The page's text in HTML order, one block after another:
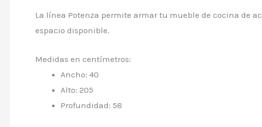
La línea Potenza permite armar tu mueble de cocina de
espacio disponible.
Medidas en centímetros:
Ancho: 40
Alto: 205
Profundidad: 58